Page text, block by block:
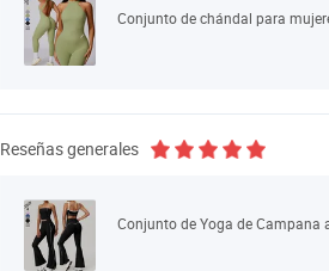
Reseñas generales